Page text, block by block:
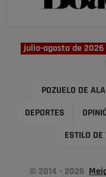
julio-agosto de 2026
POZUELO DE
DEPORTES
ESTILO DE
© 2014 - 2026